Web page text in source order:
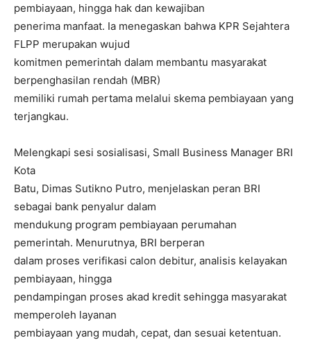
pembiayaan, hingga hak dan kewajiban
penerima manfaat. Ia menegaskan bahwa KPR Sejahtera
FLPP merupakan wujud
komitmen pemerintah dalam membantu masyarakat
berpenghasilan rendah (MBR)
memiliki rumah pertama melalui skema pembiayaan yang
terjangkau.
Melengkapi sesi sosialisasi, Small Business Manager BRI
Kota
Batu, Dimas Sutikno Putro, menjelaskan peran BRI
sebagai bank penyalur dalam
mendukung program pembiayaan perumahan
pemerintah. Menurutnya, BRI berperan
dalam proses verifikasi calon debitur, analisis kelayakan
pembiayaan, hingga
pendampingan proses akad kredit sehingga masyarakat
memperoleh layanan
pembiayaan yang mudah, cepat, dan sesuai ketentuan.